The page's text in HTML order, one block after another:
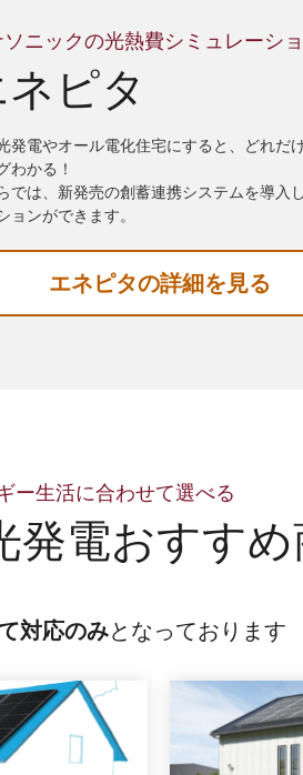
ソニックの光熱費シミュレーシ
ネピタ
発電やオール電化住宅にすると、どれだ
わかる！
では、新発売の創蓄連携システムを導入
ョンができます。
エネピタの詳細を見る
ー生活に合わせて選べる
発電おすすめ
対応のみとなっております